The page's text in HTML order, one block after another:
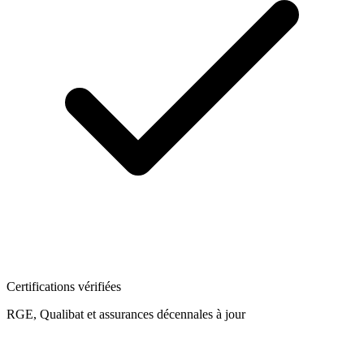
Certifications vérifiées
RGE, Qualibat et assurances décennales à jour